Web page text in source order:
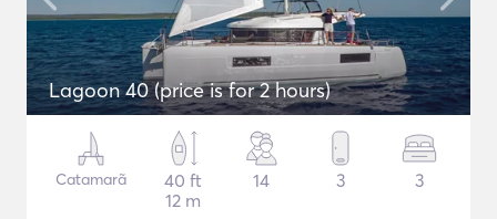
Lagoon 40 (price is for 2 hours)
Catamarã
40 ft
12 m
14 3 3